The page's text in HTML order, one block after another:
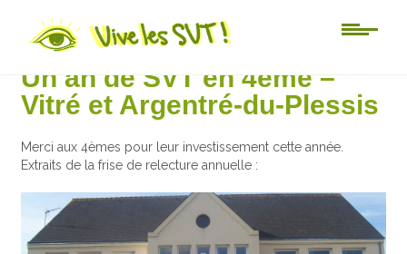
Au jour le jour
Un an de SVT en 4ème –
Vitré et Argentré-du-Plessis
Merci aux 4èmes pour leur investissement cette année.
Extraits de la frise de relecture annuelle :